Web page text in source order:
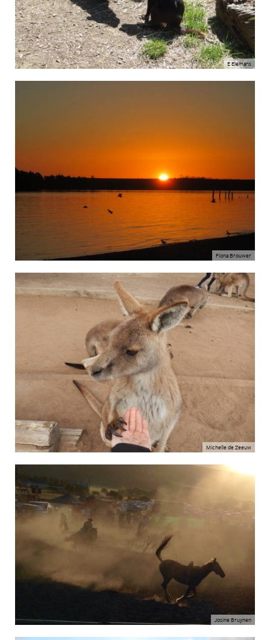
E Elemans
Fiona Brouwer
Michelle de Zeeuw
Josine Bruynen